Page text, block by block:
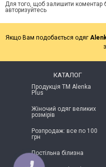
Для того, щоб залишити коментар
авторизуйтесь
Якщо Вам подобається одяг
КАТАЛОГ
Продукція ТМ Alenka
Plus
Жіночий одяг великих
розмірів
Розпродаж: все по 100
грн
Постільна білизна